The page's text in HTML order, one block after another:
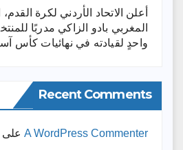
أعلن الاتحاد الأردني لكرة القدم،
المغربي بادو الزاكي مدربًا
واحدٍ لقيادته ​في نهائيات كأس
Recent Comments
A WordPress Commenter على